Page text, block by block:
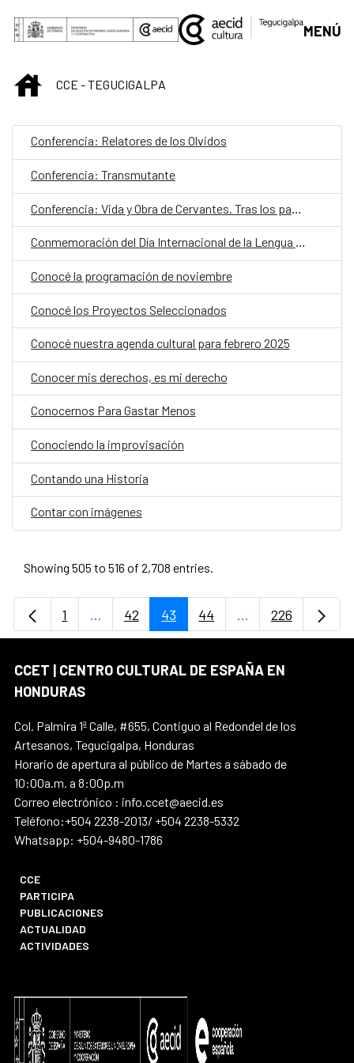
Skip to Main Content
MENÚ
INICIOCCE - TEGUCIGALPA
Conferencia: Relatores de los Olvidos
Conferencia: Transmutante
Conmemoración del Día Internacional de la Lengua Materna
Conocé la programación de noviembre
Conocé los Proyectos Seleccionados
Conocé nuestra agenda cultural para febrero 2025
Conocer mis derechos, es mi derecho
Conocernos Para Gastar Menos
Conociendo la improvisación
Contando una Historia
Contar con imágenes
Showing 505 to 516 of 2,708 entries.
Page
1 ...Intermediate Pages Use TAB to navigate.
Page
42 Page
43 Page
44 ...Intermediate
Page
226
CCET | CENTRO CULTURAL DE ESPAÑA EN
HONDURAS
Col. Palmira 1ª Calle, #655, Contiguo al Redondel de los
Artesanos, Tegucigalpa, Honduras
Horario de apertura al público de Martes a sábado de
10:00a.m. a 8:00p.m
Correo electrónico : info.ccet@aecid.es
Teléfono:+504 2238-2013/ +504 2238-5332
Whatsapp: +504-9480-1786
CCE
PARTICIPA
PUBLICACIONES
ACTUALIDAD
ACTIVIDADES